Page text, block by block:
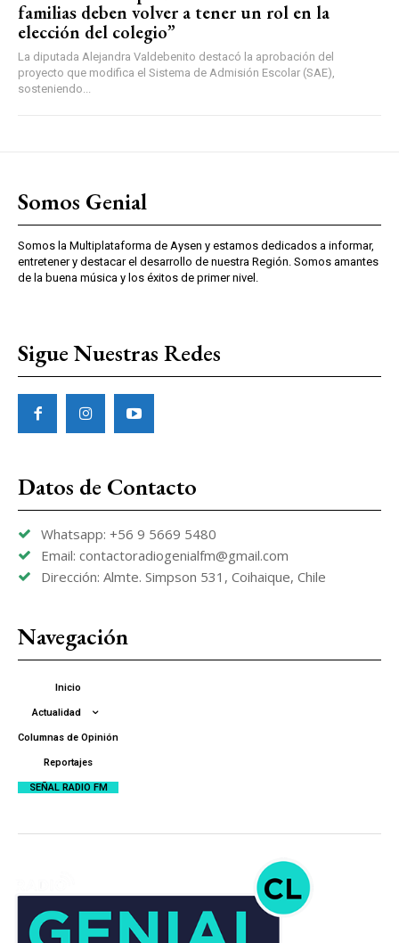
familias deben volver a tener un rol en la
elección del colegio”
La diputada Alejandra Valdebenito destacó la aprobación del
proyecto que modifica el Sistema de Admisión Escolar (SAE),
sosteniendo...
Somos Genial
Somos la Multiplataforma de Aysen y estamos dedicados a informar,
entretener y destacar el desarrollo de nuestra Región. Somos amantes
de la buena música y los éxitos de primer nivel.
Sigue Nuestras Redes
Datos de Contacto
Whatsapp: +56 9 5669 5480
Email: contactoradiogenialfm@gmail.com
Dirección: Almte. Simpson 531, Coihaique, Chile
Navegación
Inicio
Actualidad
Columnas de Opinión
Reportajes
SEÑAL RADIO FM